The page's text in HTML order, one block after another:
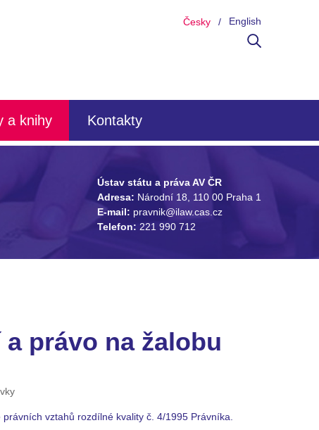
Česky English
a knihy Kontakty
Ústav státu a práva AV ČR
Adresa: Národní 18, 110 00 Praha 1
E-mail: pravnik@ilaw.cas.cz
Telefon: 221 990 712
právo na žalobu
vztahů rozdílné kvality č. 4/1995 Právníka.